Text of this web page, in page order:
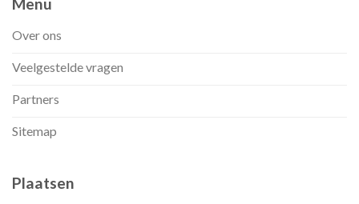
Over ons
Veelgestelde vragen
Partners
Sitemap
Plaatsen